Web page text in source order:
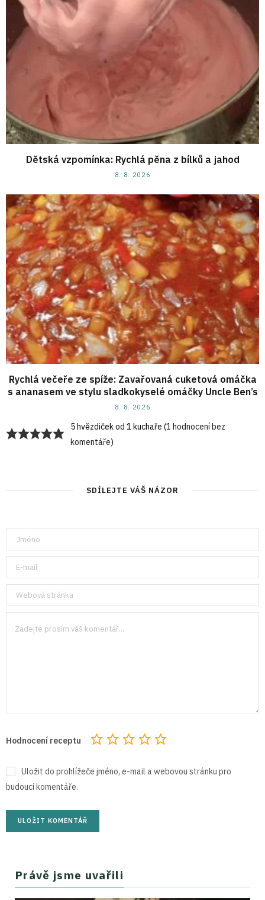
Dětská vzpomínka: Rychlá pěna z bílků a jahod
8. 8. 2026
Rychlá večeře ze spíže: Zavařovaná cuketová omáčka
s ananasem ve stylu sladkokyselé omáčky Uncle Ben’s
8. 8. 2026
5 hvězdiček od 1 kuchaře (1 hodnocení bez
komentáře)
SDÍLEJTE VÁŠ NÁZOR
Hodnocení receptu
Uložit do prohlížeče jméno, e-mail a webovou stránku pro
budoucí komentáře.
Právě jsme uvařili